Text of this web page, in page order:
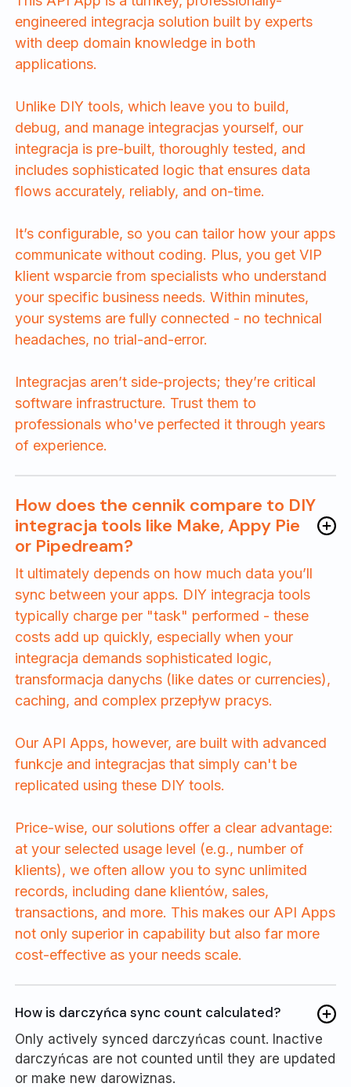
engineered integracja solution built by experts
with deep domain knowledge in both
applications.
Unlike DIY tools, which leave you to build,
debug, and manage integracjas yourself, our
integracja is pre-built, thoroughly tested, and
includes sophisticated logic that ensures data
flows accurately, reliably, and on-time.
It’s configurable, so you can tailor how your apps
communicate without coding. Plus, you get VIP
klient wsparcie from specialists who understand
your specific business needs. Within minutes,
your systems are fully connected - no technical
headaches, no trial-and-error.
Integracjas aren’t side-projects; they’re critical
software infrastructure. Trust them to
professionals who've perfected it through years
of experience.
How does the cennik compare to DIY
integracja tools like Make, Appy Pie
or Pipedream?
It ultimately depends on how much data you’ll
sync between your apps. DIY integracja tools
typically charge per "task" performed - these
costs add up quickly, especially when your
integracja demands sophisticated logic,
transformacja danychs (like dates or currencies),
caching, and complex przepływ pracys.
Our API Apps, however, are built with advanced
funkcje and integracjas that simply can't be
replicated using these DIY tools.
Price-wise, our solutions offer a clear advantage:
at your selected usage level (e.g., number of
klients), we often allow you to sync unlimited
records, including dane klientów, sales,
transactions, and more. This makes our API Apps
not only superior in capability but also far more
cost-effective as your needs scale.
How is darczyńca sync count calculated?
Only actively synced darczyńcas count. Inactive
darczyńcas are not counted until they are updated
or make new darowiznas.